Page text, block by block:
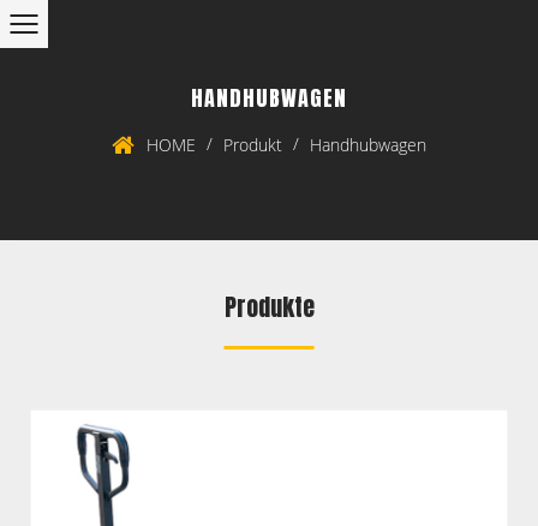
HANDHUBWAGEN
HOME / Produkt / Handhubwagen
Produkte